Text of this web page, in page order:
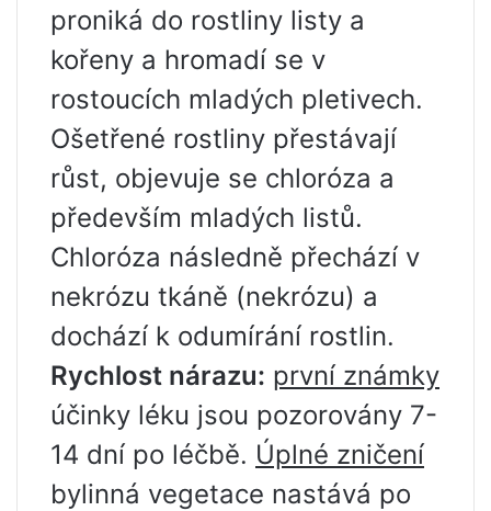
proniká do rostliny listy a
kořeny a hromadí se v
rostoucích mladých pletivech.
Ošetřené rostliny přestávají
růst, objevuje se chloróza a
především mladých listů.
Chloróza následně přechází v
nekrózu tkáně (nekrózu) a
dochází k odumírání rostlin.
Rychlost nárazu: první známky
účinky léku jsou pozorovány 7-
14 dní po léčbě. Úplné zničení
bylinná vegetace nastává po